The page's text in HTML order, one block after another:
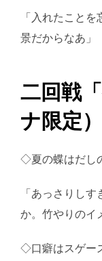
「入れたこと
景だからなあ」
二回戦
ナ限定）
◇夏の蝶はだ
「あっさりし
か。竹やりのイ
◇口癖はスゲ